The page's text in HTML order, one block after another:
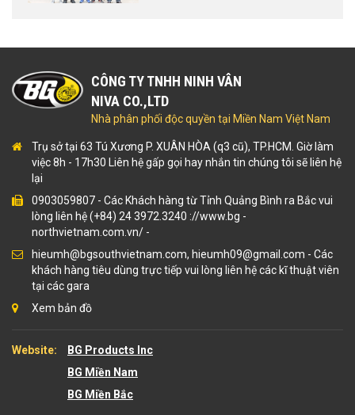
CÔNG TY TNHH NINH VÂN
NIVA CO.,LTD
Nhà phân phối độc quyền tại Miền Nam Việt Nam
Trụ sở tại 63 Tú Xương P. XUÂN HÒA (q3 cũ), TP.HCM. Giờ làm
việc 8h - 17h30 Liên hệ gấp gọi hay nhắn tin chúng tôi sẽ liên hệ
lại
0903059807 - Các Khách hàng từ Tỉnh Quảng Bình ra Bắc vui
lòng liên hệ (+84) 24 3972.3240 ://www.bg -
northvietnam.com.vn/ -
hieumh@bgsouthvietnam.com, hieumh09@gmail.com - Các
khách hàng tiêu dùng trực tiếp vui lòng liên hệ các kĩ thuật viên
tại các gara
Xem bản đồ
Website:
BG Products Inc
BG Miền Nam
BG Miền Bắc